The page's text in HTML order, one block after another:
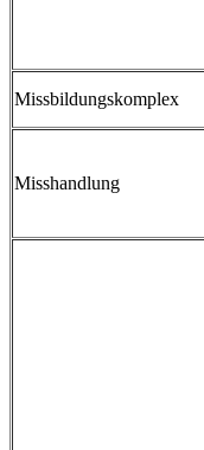
Missbildungskomplex
Misshandlung